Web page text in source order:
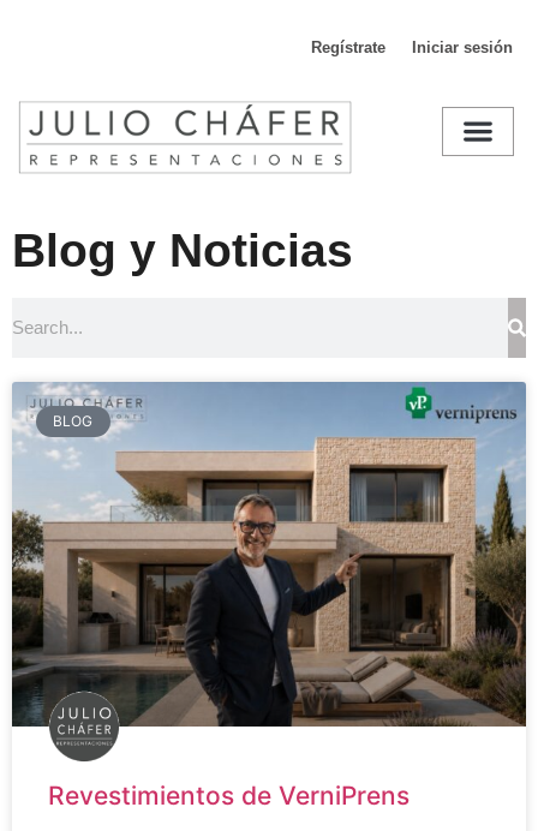
Regístrate Iniciar sesión
Blog y Noticias
BLOG
Revestimientos de VerniPrens